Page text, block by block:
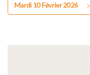
Mardi 10 Février 2026